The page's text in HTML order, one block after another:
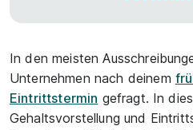
In den meisten
Unternehmen nach deinem
Eintrittstermin gefragt. In
Gehaltsvorstellung und